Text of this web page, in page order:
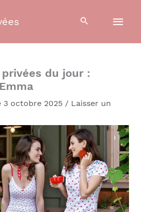
du jour :
3 octobre 2025 / Laisser un